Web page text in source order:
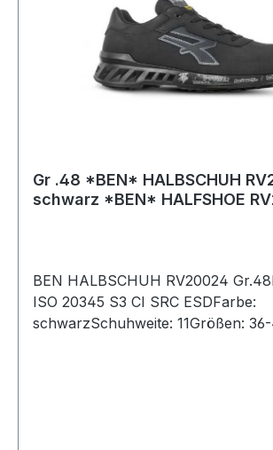
Gr .48 *BEN* HALBSCHUH
schwarz *BEN* HALFSHOE
BEN HALBSCHUH RV20024
ISO 20345 S3 CI SRC ESDFarbe:
schwarzSchuhweite: 11Größen: